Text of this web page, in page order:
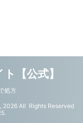
【公式】
処方
2026 All Rights Reserved
.